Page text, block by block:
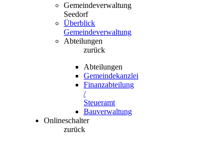
Gemeindeverwaltung
Seedorf
Überblick
Gemeindeverwaltung
Abteilungen
zurück
Abteilungen
Gemeindekanzlei
Finanzabteilung
/
Steueramt
Bauverwaltung
Onlineschalter
zurück